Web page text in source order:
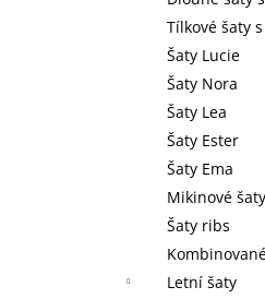
Tílkové šaty
Šaty Lucie
Šaty Nora
Šaty Lea
Šaty Ester
Šaty Ema
Mikinové šaty
Šaty ribs
Letní šaty